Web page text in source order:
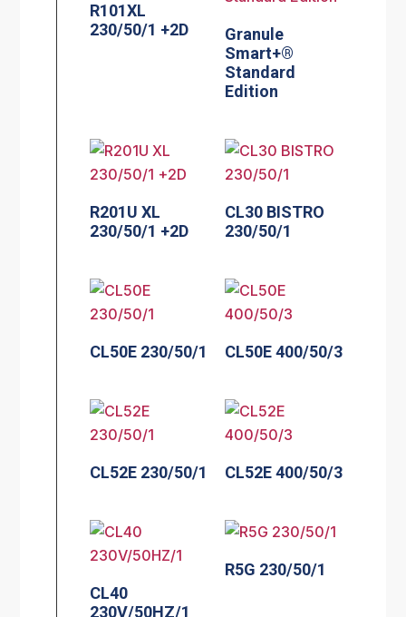
R101XL
230/50/1 +2D
Granule
Smart+®
Standard
Edition
R201U XL
230/50/1 +2D
CL30 BISTRO
230/50/1
CL50E 230/50/1 CL50E 400/50/3
CL52E 230/50/1 CL52E 400/50/3
CL40
230V/50HZ/1
R5G 230/50/1